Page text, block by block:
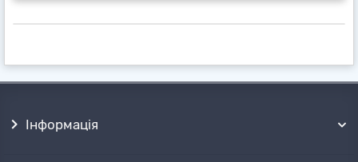
повний супровід покупки і допомогу при
Отримати товари можна поштовими
декількох точок продажів в ➦ Харкові.
Інформація